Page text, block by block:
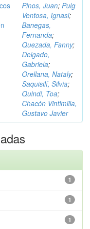
Pinos, Juan; Puig
Ventosa, Ignasi;
Banegas,
Fernanda;
Quezada, Fanny;
Delgado,
Gabriela;
Orellana, Nataly;
Saquisilí, Silvia;
Quindi, Toa;
Chacón Vintimilla,
Gustavo Javier
1
1
1